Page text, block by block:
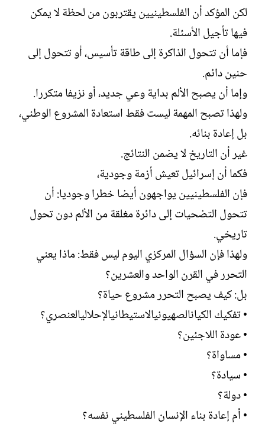
لكن المؤكد أن الفلسطينيين يقتربون من لحظة لا يمكن
فيها تأجيل الأسئلة.
فإما أن تتحول الذاكرة إلى طاقة تأسيس، أو تتحول إلى
حنين دائم.
وإما أن يصبح الألم بداية وعي جديد، أو نزيفا متكررا.
ولهذا تصبح المهمة ليست فقط استعادة المشروع الوطني،
بل إعادة بنائه.
غير أن التاريخ لا يضمن النتائج.
فكما أن إسرائيل تعيش أزمة وجودية،
فإن الفلسطينيين يواجهون أيضا خطرا وجوديا: أن
تتحول التضحيات إلى دائرة مغلقة من الألم دون تحول
تاريخي.
ولهذا فإن السؤال المركزي اليوم ليس فقط: ماذا يعني
التحرر في القرن الواحد والعشرين؟
بل: كيف يصبح التحرر مشروع حياة؟
• تفكيك الكيانالصهيونيالاستيطانيالإحلاليالعنصري؟
• عودة اللاجئين؟
• مساواة؟
• سيادة؟
• دولة؟
• أم إعادة بناء الإنسان الفلسطيني نفسه؟